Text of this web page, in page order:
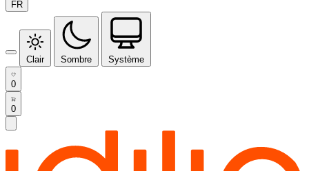
FR
Clair Sombre Système
0
0